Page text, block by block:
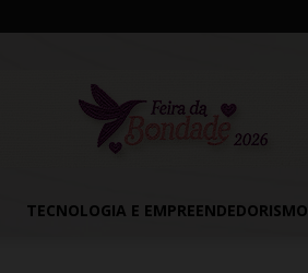
TECNOLOGIA E EMPREENDEDORISMO